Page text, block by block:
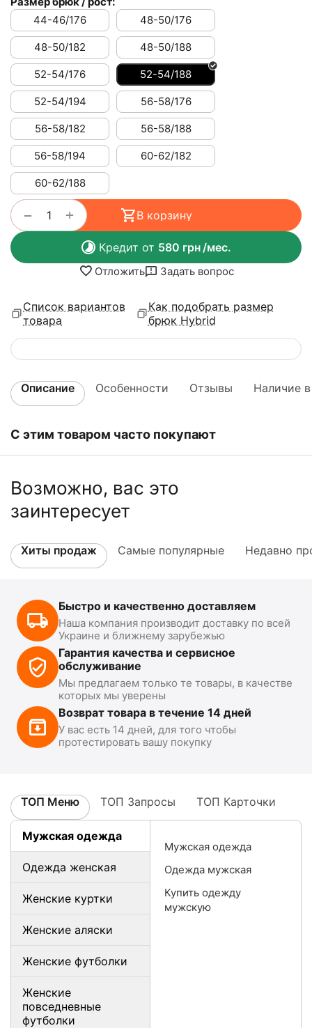
44-46/176
48-50/176
48-50/182 48-50/188
52-54/176 52-54/188
52-54/194 56-58/176
56-58/182 56-58/188
56-58/194 60-62/182
60-62/188
+
− В корзину
Кредит от 580 грн/мес.
Отложить Задать вопрос
Список вариантов
товара
Как подобрать размер
брюк Hybrid
Описание Особенности Отзывы Наличие
С этим товаром часто покупают
Возможно, вас это
заинтересует
Хиты продаж Самые популярные Недавно
Быстро и качественно доставляем
Наша компания производит доставку по всей
Украине и ближнему зарубежью
Гарантия качества и сервисное
обслуживание
Мы предлагаем только те товары, в качестве
которых мы уверены
Возврат товара в течение 14 дней
У вас есть 14 дней, для того чтобы
протестировать вашу покупку
ТОП Меню ТОП Запросы ТОП Карточки
Мужская одежда
Одежда женская
Женские куртки
Женские аляски
Женские футболки
Женские
повседневные
футболки
Мужская одежда
Одежда мужская
Купить одежду
мужскую